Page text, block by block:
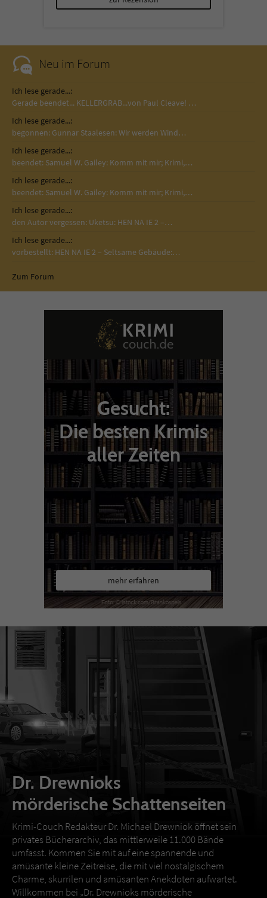
Neu im Forum
Ich lese gerade...:
Gerade beendet... KELLERGRAB...von Paul Cleave! …
Ich lese gerade...:
begonnen: Gunnar Staalesen: Wir werden Wind…
Ich lese gerade...:
beendet: Samuel W. Gailey: Komm mit mir; Krimi,…
Ich lese gerade...:
beendet: Samuel W. Gailey: Komm mit mir; Krimi,…
Ich lese gerade...:
den Autor vergessen: Uketsu: HEN NA IE 2 –…
Ich lese gerade...:
vorbestellt: HEN NA IE 2 – Seltsame Gebäude:…
Zum Forum
Gesucht:
Die besten Krimis
aller Zeiten
mehr erfahren
Dr. Drewnioks
mörderische Schattenseiten
Krimi-Couch Redakteur Dr. Michael Drewniok öffnet sein
privates Bücherarchiv, das mittlerweile 11.000 Bände
umfasst. Kommen Sie mit auf eine spannende und
amüsante kleine Zeitreise, die mit viel nostalgischem
Charme, skurrilen und amüsanten Anekdoten aufwartet.
Willkommen bei „Dr. Drewnioks mörderische
Sicherheitscode des Kontaktformulars zu